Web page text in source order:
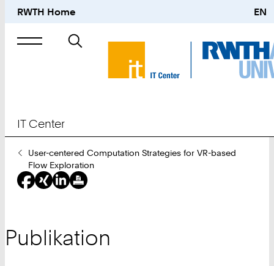
RWTH Home EN
Suche
nach
IT Center
Sie
sind
hier:
User-centered Computation Strategies for VR-based
Flow Exploration
Publikation